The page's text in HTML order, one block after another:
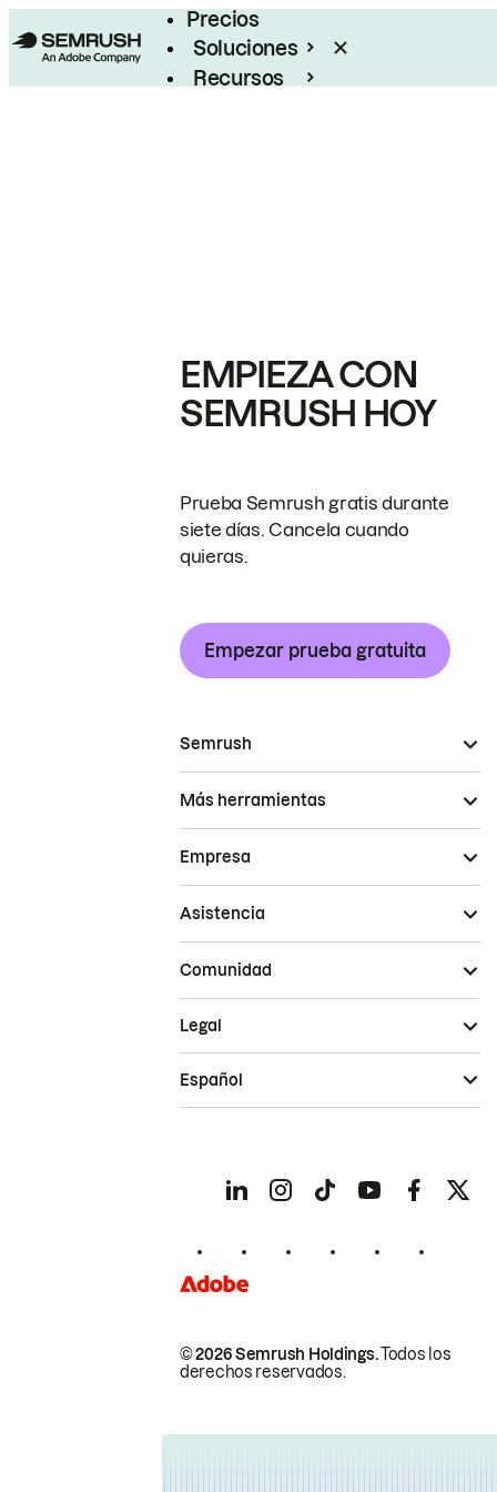
Precios
Soluciones
Recursos
EMPIEZA CON
SEMRUSH HOY
Prueba Semrush gratis durante
siete días. Cancela cuando
quieras.
Empezar prueba gratuita
Semrush
Más herramientas
Empresa
Asistencia
Comunidad
© 2026 Semrush Holdings.Todos los
derechos reservados.
Legal
Español